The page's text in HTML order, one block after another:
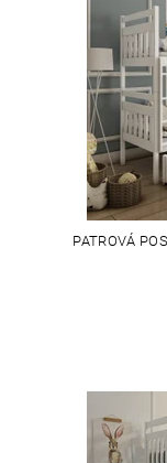
PATROVÁ